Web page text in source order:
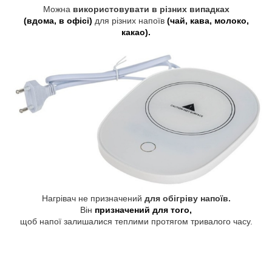
Можна використовувати в різних випадках
(вдома, в офісі) для різних напоїв(чай, кава, молоко,
какао).
Нагрівач не призначений для обігріву напоїв.
Він призначений для того,
щоб напої залишалися теплими протягом тривалого часу.